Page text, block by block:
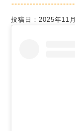
投稿日：2025年11